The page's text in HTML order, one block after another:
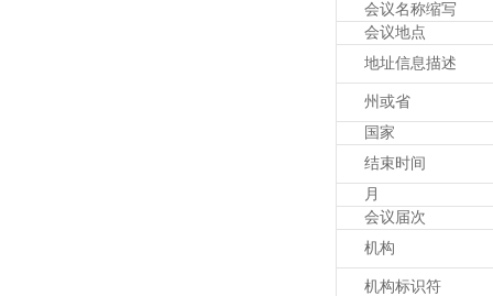
会议名称缩写
会议地点
地址信息描述
州或省
国家
结束时间
月
会议届次
机构
机构标识符